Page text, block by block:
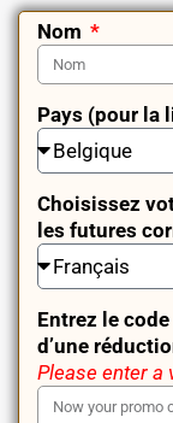
Nom
Pays (pour la
Choisissez
les futures
Entrez le
d’une
Please enter a